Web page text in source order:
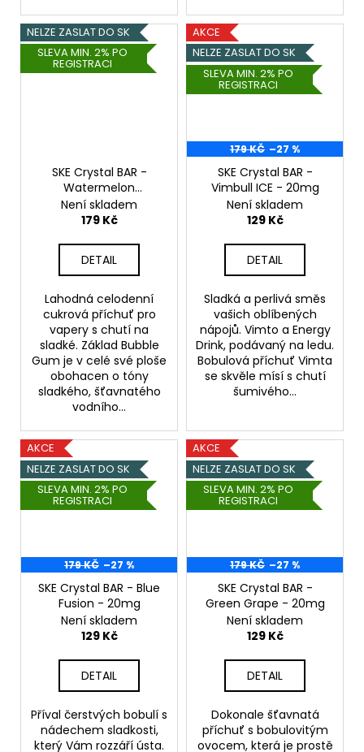
NELZE ZASLAT DO SK
SLEVA MIN. 2% PO
REGISTRACI
SKE Crystal BAR -
Watermelon
Strawberry Bubblegum
- 20mg
Není skladem
179 Kč
DETAIL
Lahodná celodenní
cukrová příchuť pro
vapery s chutí na
sladké. Základ Bubble
Gum je v celé své ploše
obohacen o tóny
sladkého, šťavnatého
vodního...
AKCE
NELZE ZASLAT DO SK
SLEVA MIN. 2% PO
REGISTRACI
179 KČ –27 %
SKE Crystal BAR -
Vimbull ICE - 20mg
Není skladem
129 Kč
DETAIL
Sladká a perlivá směs
vašich oblíbených
nápojů. Vimto a Energy
Drink, podávaný na ledu.
Bobulová příchuť Vimta
se skvěle mísí s chutí
šumivého...
AKCE
NELZE ZASLAT DO SK
SLEVA MIN. 2% PO
REGISTRACI
179 KČ –27 %
SKE Crystal BAR - Blue
Fusion - 20mg
Není skladem
129 Kč
DETAIL
Příval čerstvých bobulí s
nádechem sladkosti,
který Vám rozzáří ústa.
AKCE
NELZE ZASLAT DO SK
SLEVA MIN. 2% PO
REGISTRACI
179 KČ –27 %
SKE Crystal BAR -
Green Grape - 20mg
Není skladem
129 Kč
DETAIL
Dokonale šťavnatá
příchuť s bobulovitým
ovocem, která je prostě